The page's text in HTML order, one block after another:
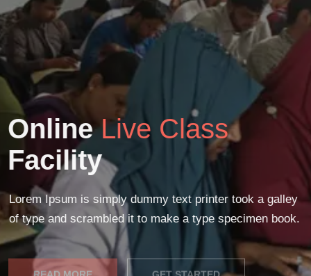
OnlineLive Class
Facility
Lorem Ipsum is simply dummy text printer took a galley
of type and scrambled it to make a type specimen book.
READ MORE GET STARTED